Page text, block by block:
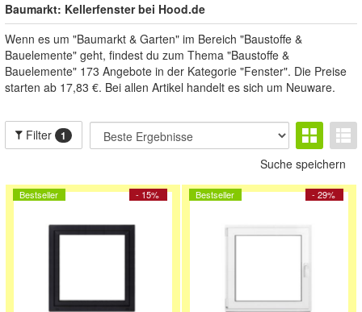
Baumarkt: Kellerfenster bei Hood.de
Wenn es um "Baumarkt & Garten" im Bereich "Baustoffe &
Bauelemente" geht, findest du zum Thema "Baustoffe &
Bauelemente" 173 Angebote in der Kategorie "Fenster". Die Preise
starten ab 17,83 €. Bei allen Artikel handelt es sich um Neuware.
Filter 1
Suche speichern
- 15%
Bestseller - 29%
Bestseller